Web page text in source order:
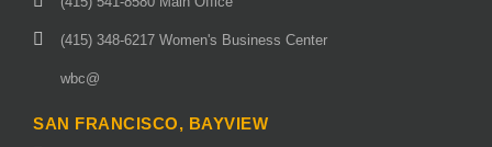
(415) 348-6217 Women's Business Center
wbc@
SAN FRANCISCO, BAYVIEW